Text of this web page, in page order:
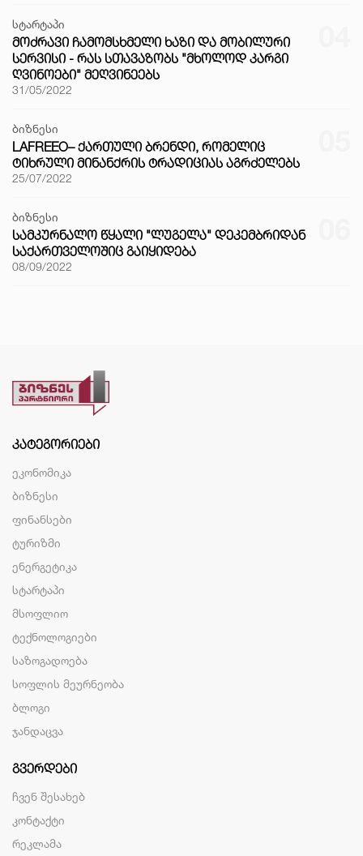
სტარტაპი
ᲛᲝᲫᲠᲐᲕᲘ ᲩᲐᲛᲝᲛᲡᲮᲛᲔᲚᲘ ᲮᲐᲖᲘ ᲓᲐ ᲛᲝᲑᲘᲚᲣᲠᲘ
ᲡᲔᲠᲕᲘᲡᲘ - ᲠᲐᲡ ᲡᲗᲐᲕᲐᲖᲝᲑᲡ "ᲛᲮᲝᲚᲝᲓ ᲙᲐᲠᲒᲘ
ᲦᲕᲘᲜᲝᲔᲑᲘ" ᲛᲔᲦᲕᲘᲜᲔᲔᲑᲡ
31/05/2022
ბიზნესი
LAFREEO– ᲥᲐᲠᲗᲣᲚᲘ ᲑᲠᲔᲜᲓᲘ, ᲠᲝᲛᲔᲚᲘᲪ
ᲢᲘᲮᲠᲣᲚᲘ ᲛᲘᲜᲐᲜᲥᲠᲘᲡ ᲢᲠᲐᲓᲘᲪᲘᲐᲡ ᲐᲒᲠᲫᲔᲚᲔᲑᲡ
25/07/2022
ბიზნესი
ᲡᲐᲛᲙᲣᲠᲜᲐᲚᲝ ᲬᲧᲐᲚᲘ "ᲚᲣᲒᲔᲚᲐ" ᲓᲔᲙᲔᲛᲑᲠᲘᲓᲐᲜ
ᲡᲐᲥᲐᲠᲗᲕᲔᲚᲝᲨᲘᲪ ᲒᲐᲘᲧᲘᲓᲔᲑᲐ
08/09/2022
ᲙᲐᲢᲔᲒᲝᲠᲘᲔᲑᲘ
ეკონომიკა
ბიზნესი
ფინანსები
ტურიზმი
ენერგეტიკა
სტარტაპი
მსოფლიო
ტექნოლოგიები
საზოგადოება
სოფლის მეურნეობა
ბლოგი
ჯანდაცვა
ᲒᲕᲔᲠᲓᲔᲑᲘ
ჩვენ შესახებ
კონტაქტი
რეკლამა